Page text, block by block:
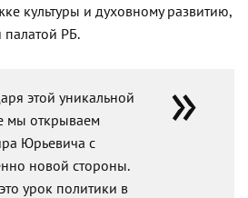
культуры и духовному развитию,
РБ.
этой уникальной
мы открываем
Юрьевича с
новой стороны.
урок политики в